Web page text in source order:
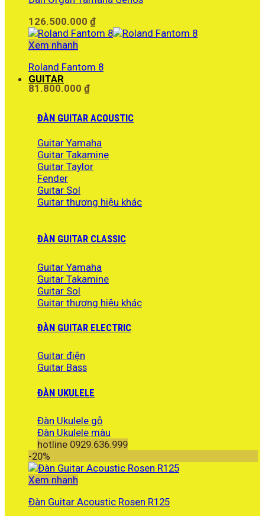
126.500.000 ₫
Xem nhanh
Roland Fantom 8
81.800.000 ₫
GUITAR
ĐÀN GUITAR ACOUSTIC
Guitar Yamaha
Guitar Takamine
Guitar Taylor
Fender
Guitar Sol
Guitar thương hiệu khác
ĐÀN GUITAR CLASSIC
Guitar Yamaha
Guitar Takamine
Guitar Sol
Guitar thương hiệu khác
ĐÀN GUITAR ELECTRIC
Guitar điện
Guitar Bass
ĐÀN UKULELE
Đàn Ukulele gỗ
Đàn Ukulele màu
hotline 0929.636.999
-20%
Xem nhanh
Đàn Guitar Acoustic Rosen R125